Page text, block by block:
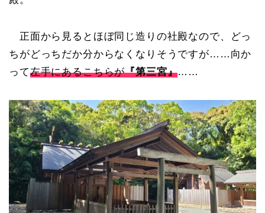
正面から見るとほぼ同じ造りの社殿なので、どっ
ちがどっちだか分からなくなりそうですが……向か
って左手にあるこちらが『第三宮』……